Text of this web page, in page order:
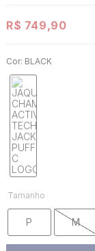
R$ 749,90
Cor: BLACK
Tamanho
P M